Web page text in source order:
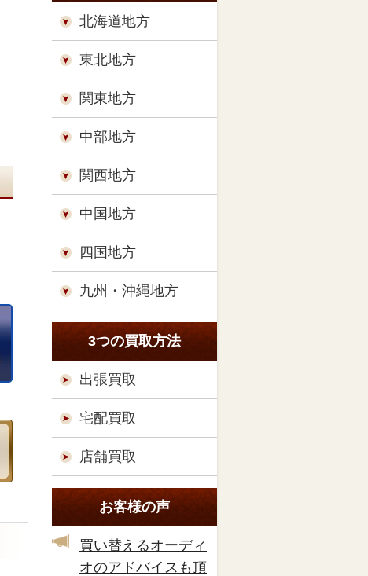
北海道地方
東北地方
関東地方
中部地方
関西地方
中国地方
四国地方
九州・沖縄地方
3つの買取方法
出張買取
宅配買取
店舗買取
お客様の声
買い替えるオーディ
オのアドバイスも頂